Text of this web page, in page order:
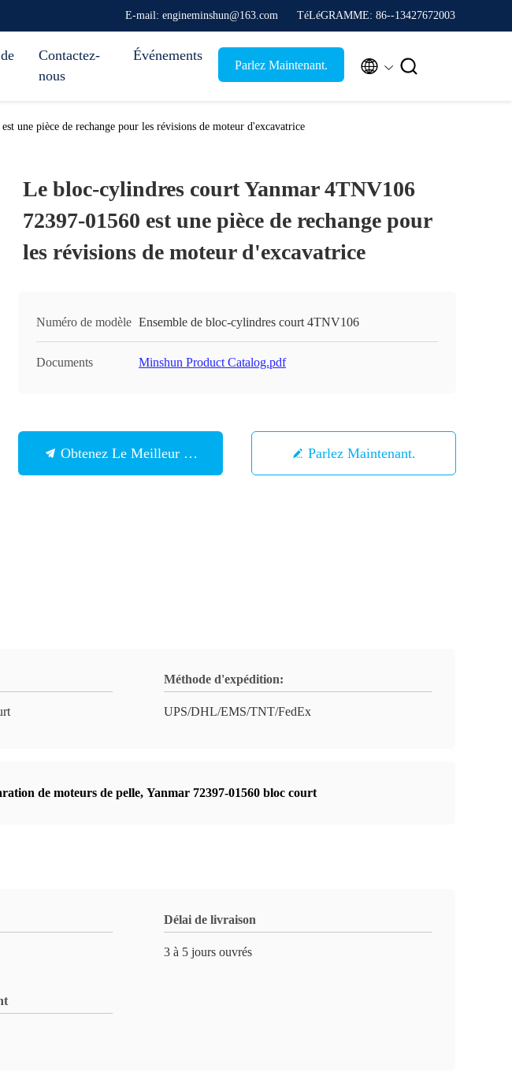
E-mail: engineminshun@163.com TéLéGRAMME: 86--13427672003
Contactez-
nous
Événements
Parlez Maintenant.  
une pièce de rechange pour les révisions de moteur d'excavatrice
Le bloc-cylindres court Yanmar 4TNV106
72397-01560 est une pièce de rechange pour
les révisions de moteur d'excavatrice
Numéro de modèle Ensemble de bloc-cylindres court 4TNV106
Documents Minshun Product Catalog.pdf
Obtenez Le Meilleur Prix Parlez Maintenant.
Méthode d'expédition:
UPS/DHL/EMS/TNT/FedEx
de moteurs de pelle, Yanmar 72397-01560 bloc court
Délai de livraison
3 à 5 jours ouvrés